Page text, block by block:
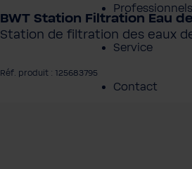
Professionnels
Service
Contact
BWT Station Filtration Eau
Station de filtration des eaux
Réf. produit : 125683795